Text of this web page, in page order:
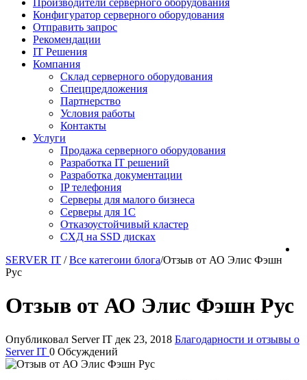
Конфигуратор серверного оборудования
Отправить запрос
Рекомендации
IT Решения
Компания
Склад серверного оборудования
Спецпредложения
Партнерство
Условия работы
Контакты
Услуги
Продажа серверного оборудования
Разработка IT решений
Разработка документации
IP телефония
Серверы для малого бизнеса
Серверы для 1С
Отказоустойчивый кластер
СХД на SSD дисках
SERVER IT / Все категоии блога/Отзыв от АО Элис Фэшн
Рус
Отзыв от АО Элис Фэшн Рус
Опубликовал Server IT дек 23, 2018 Благодарности и отзывы о
Server IT 0 Обсуждений